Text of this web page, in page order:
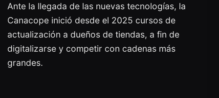
Ante la llegada de las nuevas tecnologías, la
Canacope inició desde el 2025 cursos de
actualización a dueños de tiendas, a fin de
digitalizarse y competir con cadenas más
grandes.